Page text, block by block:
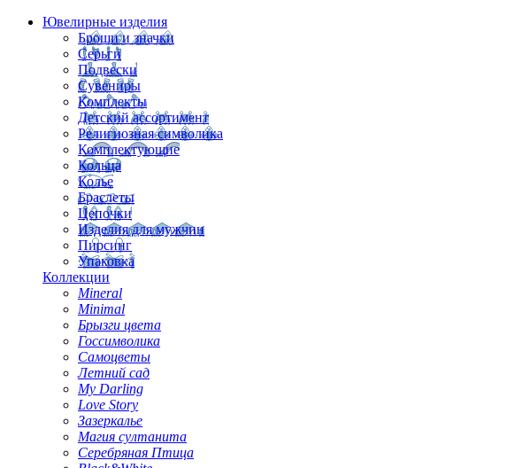
Ювелирные изделия
Броши и значки
Серьги
Подвески
Сувениры
Комплекты
Детский ассортимент
Религиозная символика
Комплектующие
Кольца
Колье
Браслеты
Цепочки
Изделия для мужчин
Пирсинг
Упаковка
Коллекции
Mineral
Minimal
Брызги цвета
Госсимволика
Самоцветы
Летний сад
My Darling
Love Story
Зазеркалье
Магия султанита
Серебряная Птица